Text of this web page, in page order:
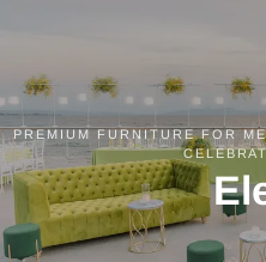
PREMIUM FURNITURE FOR